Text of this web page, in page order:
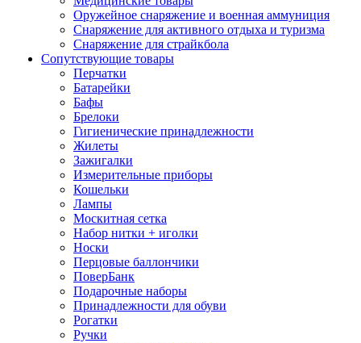
Оружейное снаряжение и военная аммуниция
Снаряжение для активного отдыха и туризма
Снаряжение для страйкбола
Сопутствующие товары
Перчатки
Батарейки
Бафы
Брелоки
Гигиенические принадлежности
Жилеты
Зажигалки
Измерительные приборы
Кошельки
Лампы
Москитная сетка
Набор нитки + иголки
Носки
Перцовые баллончики
ПоверБанк
Подарочные наборы
Принадлежности для обуви
Рогатки
Ручки